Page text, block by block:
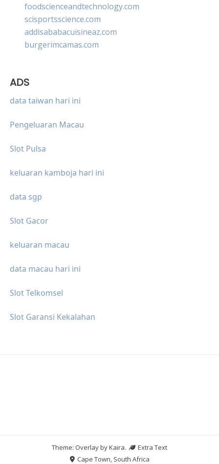
foodscienceandtechnology.com
scisportsscience.com
addisababacuisineaz.com
burgerimcamas.com
ADS
data taiwan hari ini
Pengeluaran Macau
Slot Pulsa
keluaran kamboja hari ini
data sgp
Slot Gacor
keluaran macau
data macau hari ini
Slot Telkomsel
Slot Garansi Kekalahan
Theme: Overlay byKaira.
Extra Text
Cape Town, South Africa